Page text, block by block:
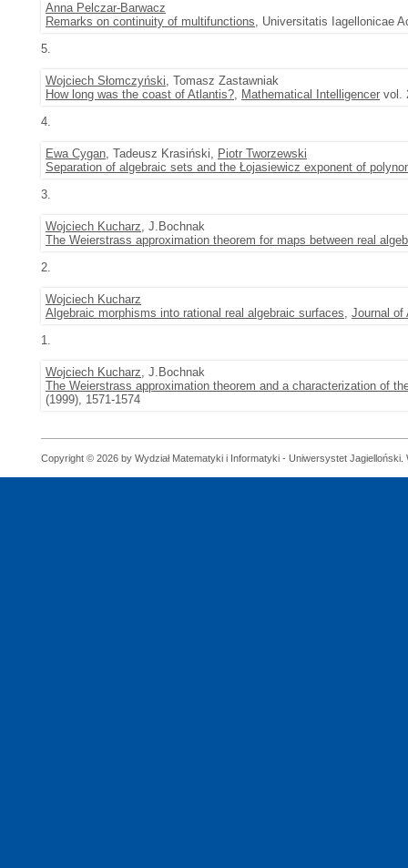
Anna Pelczar-Barwacz
Remarks on continuity of multifunctions, Universitatis Iagellonicae
5.
Wojciech Słomczyński, Tomasz Zastawniak
How long was the coast of Atlantis?, Mathematical Intelligencer vol.
4.
Ewa Cygan, Tadeusz Krasiński, Piotr Tworzewski
Separation of algebraic sets and the Łojasiewicz exponent of
3.
Wojciech Kucharz, J.Bochnak
The Weierstrass approximation theorem for maps between real
2.
Wojciech Kucharz
Algebraic morphisms into rational real algebraic surfaces, Journal of
1.
Wojciech Kucharz, J.Bochnak
The Weierstrass approximation theorem and a characterization of
(1999), 1571-1574
Copyright © 2026 by Wydział Matematyki i Informatyki - Uniwersystet